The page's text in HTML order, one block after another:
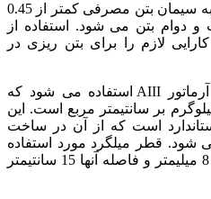
سانتیمتر مربع است. نسبت آب به سیمان بتن مصرفی کمتر از 0.45
دوام بتن می شود. استفاده از
لازم را برای بتن ریزی در
برای مسلح کردن بتن از آرماتور AIII استفاده می شود که
جاری شدن آن 4200 کیلوگرم بر سانتیمتر مربع است. این
است که از آن در ساخت
شود. قطر میلگرد مورد استفاده
برای مسلح کردن بتن ارت پیت 8 میلیمتر و فاصله آنها 15 سانتیمتر